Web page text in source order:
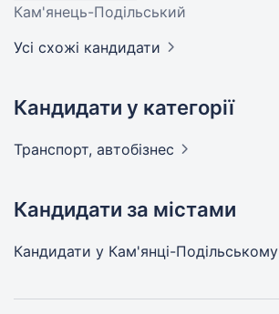
Кам'янець-Подільський
Усі схожі кандидати
Кандидати у категорії
Транспорт, автобізнес
Кандидати за містами
Кандидати у Кам'янці-Подільському